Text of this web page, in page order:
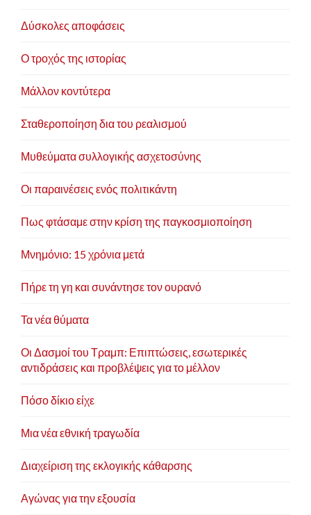
Δύσκολες αποφάσεις
Ο τροχός της ιστορίας
Μάλλον κοντύτερα
Σταθεροποίηση δια του ρεαλισμού
Μυθεύματα συλλογικής ασχετοσύνης
Οι παραινέσεις ενός πολιτικάντη
Πως φτάσαμε στην κρίση της παγκοσμιοποίηση
Μνημόνιο: 15 χρόνια μετά
Πήρε τη γη και συνάντησε τον ουρανό
Τα νέα θύματα
Οι Δασμοί του Τραμπ: Επιπτώσεις, εσωτερικές
αντιδράσεις και προβλέψεις για το μέλλον
Πόσο δίκιο είχε
Μια νέα εθνική τραγωδία
Διαχείριση της εκλογικής κάθαρσης
Αγώνας για την εξουσία